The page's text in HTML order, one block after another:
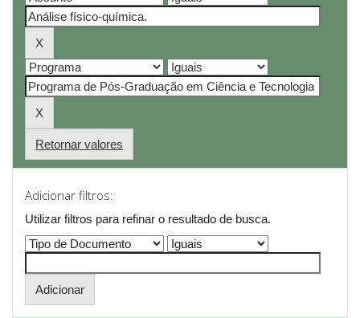
Retornar valores
Adicionar filtros:
Utilizar filtros para refinar o resultado de busca.